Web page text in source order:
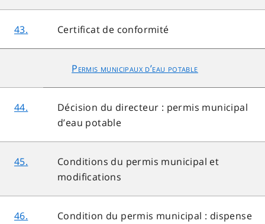
43. Certificat de conformité
Permis municipaux d’eau potable
44.
Décision du directeur : permis municipal
d’eau potable
45.
Conditions du permis municipal et
modifications
46.
Condition du permis municipal : dispense